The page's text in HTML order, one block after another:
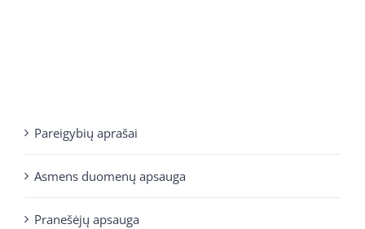
Pareigybių aprašai
Asmens duomenų apsauga
Pranešėjų apsauga